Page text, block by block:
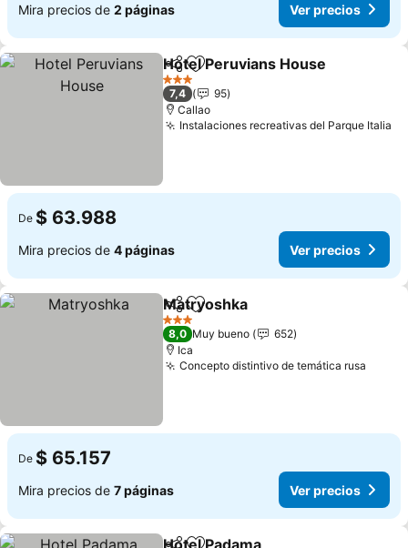
Mira precios de 2 páginas Ver precios
CompartirAgregar a favoritos
Hotel Peruvians House
3 Estrellas
7,4
95
Callao
Instalaciones recreativas del Parque Italia
De $ 63.988
Mira precios de 4 páginas Ver precios
CompartirAgregar a favoritos
Matryoshka
3 Estrellas
8,0 Muy bueno
652
Ica
Concepto distintivo de temática rusa
De $ 65.157
Mira precios de 7 páginas Ver precios
Hotel Padama